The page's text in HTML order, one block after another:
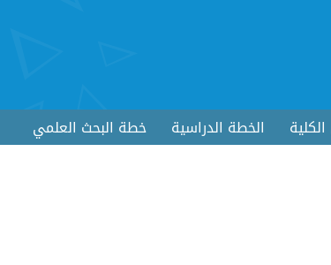
الخطة الدراسية خطة البحث العلمي